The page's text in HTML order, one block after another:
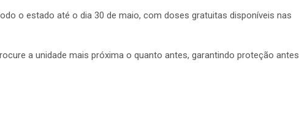
o estado até o dia 30 de maio, com doses gratuitas disponíveis nas
a unidade mais próxima o quanto antes, garantindo proteção antes